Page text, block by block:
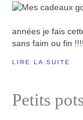
années je fais
sans faim ou fin !!!!
LIRE LA SUITE
Petits